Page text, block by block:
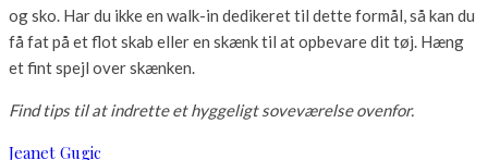
og sko. Har du ikke en walk-in dedikeret til dette formål, så kan du
få fat på et flot skab eller en skænk til at opbevare dit tøj. Hæng
et fint spejl over skænken.
Find tips til at indrette et hyggeligt soveværelse ovenfor.
Jeanet Gugic